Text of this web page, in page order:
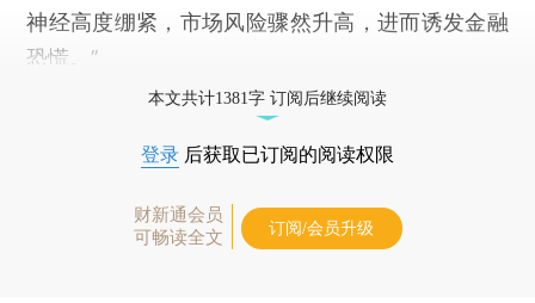
神经高度绷紧，市场风险骤然升高，进而诱发金融
恐慌。”
本文共计1381字 订阅后继续阅读
登录 后获取已订阅的阅读权限
财新通会员
可畅读全文
订阅/会员升级